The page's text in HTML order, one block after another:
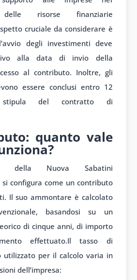
delle risorse finanziarie
cruciale da considerare è
degli investimenti deve
alla data di invio della
al contributo. Inoltre, gli
essere conclusi entro 12
del contratto di
quanto vale
della Nuova Sabatini
si configura come un contributo
Il suo ammontare è calcolato
basandosi su un
di cinque anni, di importo
effettuato.Il tasso di
utilizzato per il calcolo varia in
dell’impresa: